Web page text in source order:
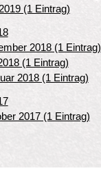
(1 Eintrag)
2018 (1 Eintrag)
(1 Eintrag)
2018 (1 Eintrag)
2017 (1 Eintrag)